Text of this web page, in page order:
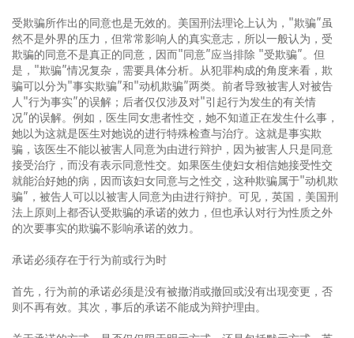
受欺骗所作出的同意也是无效的。美国刑法理论上认为，"欺骗”虽
然不是外界的压力，但常常影响人的真实意志，所以一般认为，受
欺骗的同意不是真正的同意，因而"同意”应当排除 "受欺骗”。但
是，"欺骗”情况复杂，需要具体分析。从犯罪构成的角度来看，欺
骗可以分为"事实欺骗”和"动机欺骗”两类。前者导致被害人对被告
人"行为事实”的误解；后者仅仅涉及对"引起行为发生的有关情
况”的误解。例如，医生同女患者性交，她不知道正在发生什么事，
她以为这就是医生对她说的进行特殊检查与治疗。这就是事实欺
骗，该医生不能以被害人同意为由进行辩护，因为被害人只是同意
接受治疗，而没有表示同意性交。如果医生使妇女相信她接受性交
就能治好她的病，因而该妇女同意与之性交，这种欺骗属于"动机欺
骗”，被告人可以以被害人同意为由进行辩护。可见，英国，美国刑
法上原则上都否认受欺骗的承诺的效力，但也承认对行为性质之外
的次要事实的欺骗不影响承诺的效力。
承诺必须存在于行为前或行为时
首先，行为前的承诺必须是没有被撤消或撤回或没有出现变更，否
则不再有效。其次，事后的承诺不能成为辩护理由。